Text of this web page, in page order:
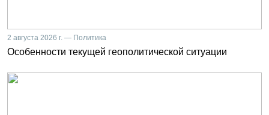
2 августа 2026 г. — Политика
Особенности текущей геополитической ситуации